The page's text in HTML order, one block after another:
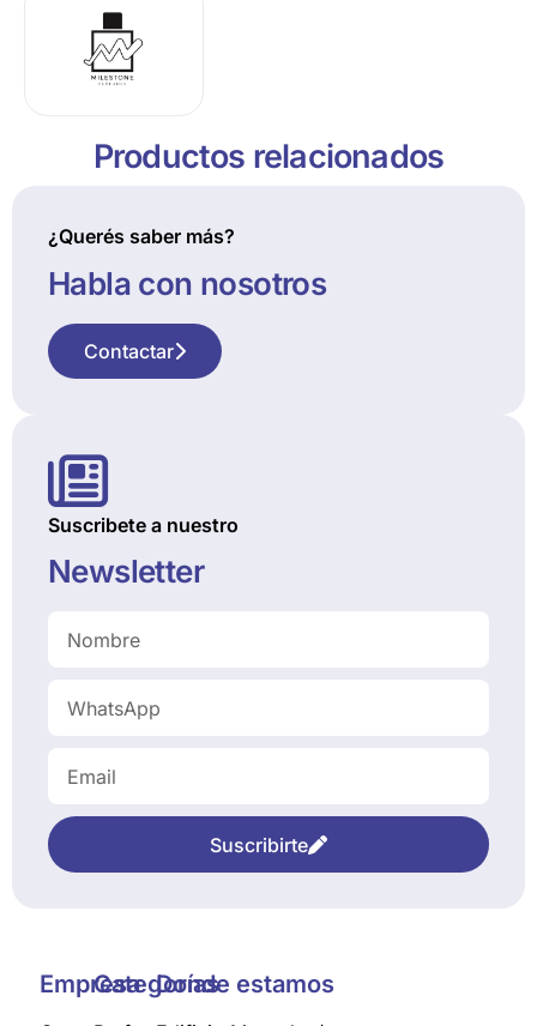
Productos relacionados
¿Querés saber más?
Habla con nosotros
Contactar
Suscribete a nuestro
Newsletter
Suscribirte
EmpresaCategoríasDonde estamos